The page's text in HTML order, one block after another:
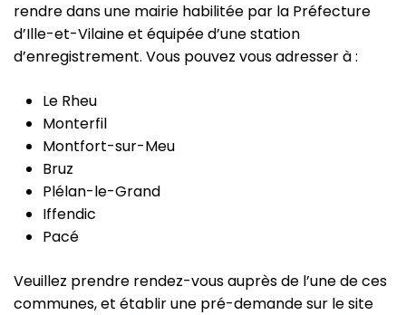
rendre dans une mairie habilitée par la Préfecture
d’Ille-et-Vilaine et équipée d’une station
d’enregistrement. Vous pouvez vous adresser à :
Le Rheu
Monterfil
Montfort-sur-Meu
Bruz
Plélan-le-Grand
Iffendic
Pacé
Veuillez prendre rendez-vous auprès de l’une de ces
communes, et établir une pré-demande sur le site